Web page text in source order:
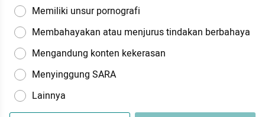
Memiliki unsur pornografi
Membahayakan atau menjurus tindakan berbahaya
Mengandung konten kekerasan
Menyinggung SARA
Lainnya